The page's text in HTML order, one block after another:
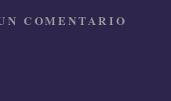
COMENTARIO